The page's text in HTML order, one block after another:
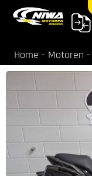
Home - Motoren -